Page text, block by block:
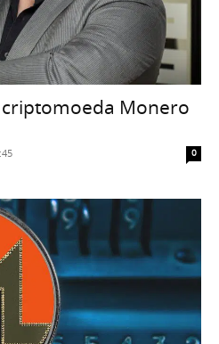
Monero
0